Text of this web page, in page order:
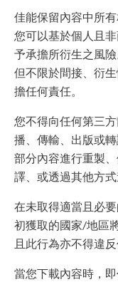
佳能保留內容中所
您可以基於個人且
予承擔所衍生之風
但不限於間接、衍
擔任何責任。
您不得向任何第三
播、傳輸、出版或
部分內容進行重製
譯、或透過其他方
在未取得適當且必
初獲取的國家/地區
且此行為亦不得違
當您下載內容時，